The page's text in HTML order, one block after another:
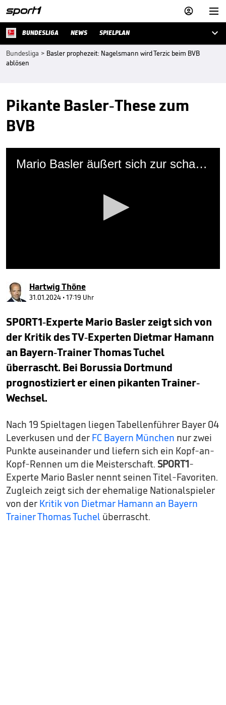


BUNDESLIGA NEWS SPIELPLAN 
Bundesliga > Basler prophezeit: Nagelsmann wird Terzic beim BVB
ablösen
Pikante Basler-These zum
BVB
Mario Basler äußert sich zur scharfen Kritik von Hamann an Bayern-Trainer Tuchel
seconds
of
minutes,
seconds
Hartwig Thöne
31.01.2024 • 17:19 Uhr
SPORT1-Experte Mario Basler zeigt sich von
der Kritik des TV-Experten Dietmar Hamann
an Bayern-Trainer Thomas Tuchel
überrascht. Bei Borussia Dortmund
prognostiziert er einen pikanten Trainer-
Wechsel.
Nach 19 Spieltagen liegen Tabellenführer Bayer 04
Leverkusen und der FC Bayern München nur zwei
Punkte auseinander und liefern sich ein Kopf-an-
Kopf-Rennen um die Meisterschaft. SPORT1-
Experte Mario Basler nennt seinen Titel-Favoriten.
Zugleich zeigt sich der ehemalige Nationalspieler
von der Kritik von Dietmar Hamann an Bayern
Trainer Thomas Tuchel überrascht.